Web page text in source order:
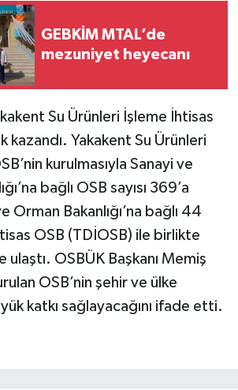
GEBKİM MTAL’de
mezuniyet heyecanı
Su Ürünleri İşleme İhtisas
kazandı. Yakakent Su Ürünleri
kurulmasıyla Sanayi ve
bağlı OSB sayısı 369’a
Orman Bakanlığı’na bağlı 44
OSB (TDİOSB) ile birlikte
ulaştı. OSBÜK Başkanı Memiş
OSB’nin şehir ve ülke
katkı sağlayacağını ifade etti.